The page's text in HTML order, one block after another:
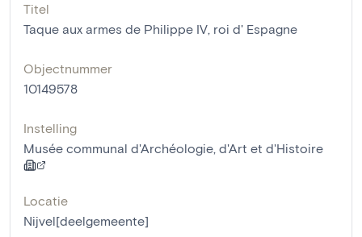
Titel
Taque aux armes de Philippe IV, roi d' Espagne
Objectnummer
10149578
Instelling
Musée communal d'Archéologie, d'Art et d'Histoire
Locatie
Nijvel[deelgemeente]